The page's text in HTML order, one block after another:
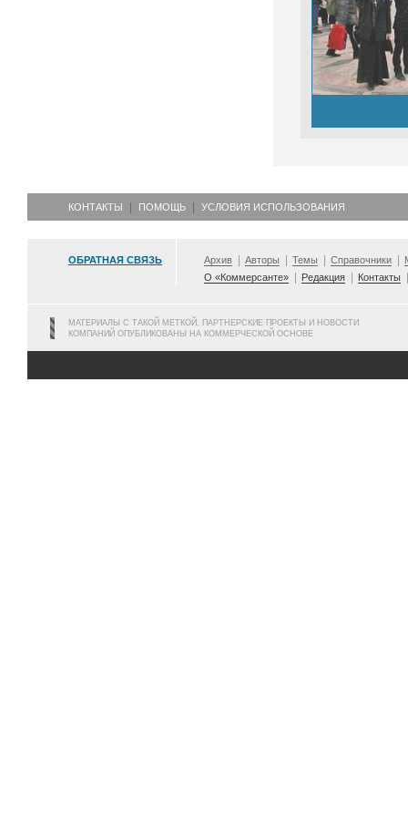
КОНТАКТЫ ПОМОЩЬ УСЛОВИЯ ИСПОЛЬЗОВАНИЯ
ОБРАТНАЯ СВЯЗЬ Архив Авторы Темы Справочники
О «Коммерсанте»
Редакция Контакты
МАТЕРИАЛЫ С ТАКОЙ МЕТКОЙ, ПАРТНЕРСКИЕ ПРОЕКТЫ И НОВОСТИ
КОМПАНИЙ ОПУБЛИКОВАНЫ НА КОММЕРЧЕСКОЙ ОСНОВЕ